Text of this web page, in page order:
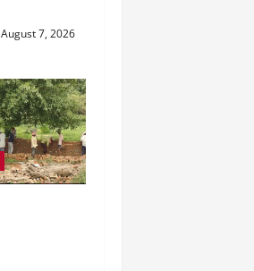
August 7, 2026